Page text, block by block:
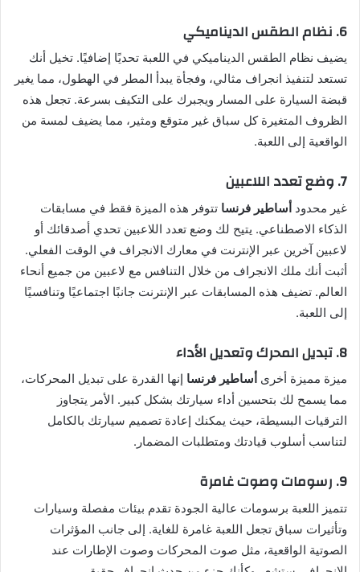
6. نظام الطقس الديناميكي
يضيف نظام الطقس الديناميكي في اللعبة تحديًا إضافيًا. تخيل أنك
تستعد لتنفيذ انجراف مثالي، وفجأة يبدأ المطر في الهطول، مما يغير
قبضة السيارة على المسار ويجبرك على التكيف بسرعة. تجعل هذه
الظروف المتغيرة كل سباق غير متوقع ومثير، مما يضيف لمسة من
الواقعية إلى اللعبة.
7. وضع تعدد اللاعبين
غير محدود أساطير فرنسا تتوفر هذه الميزة فقط في مسابقات
الذكاء الاصطناعي. يتيح لك وضع تعدد اللاعبين تحدي أصدقائك أو
لاعبين آخرين عبر الإنترنت في معارك الانجراف في الوقت الفعلي.
أثبت أنك ملك الانجراف من خلال التنافس مع لاعبين من جميع أنحاء
العالم. تضيف هذه المسابقات عبر الإنترنت جانبًا اجتماعيًا وتنافسيًا
إلى اللعبة.
8. تبديل المحرك وتعديل الأداء
ميزة مميزة أخرى أساطير فرنسا إنها القدرة على تبديل المحركات،
مما يسمح لك بتحسين أداء سيارتك بشكل كبير. الأمر يتجاوز
الترقيات البسيطة، حيث يمكنك إعادة تصميم سيارتك بالكامل
لتناسب أسلوب قيادتك ومتطلبات المضمار.
9. رسومات وصوت غامرة
تتميز اللعبة برسومات عالية الجودة تقدم بيئات مفصلة وسيارات
وتأثيرات سباق تجعل اللعبة غامرة للغاية. إلى جانب المؤثرات
الصوتية الواقعية، مثل صوت المحركات وصوت الإطارات عند